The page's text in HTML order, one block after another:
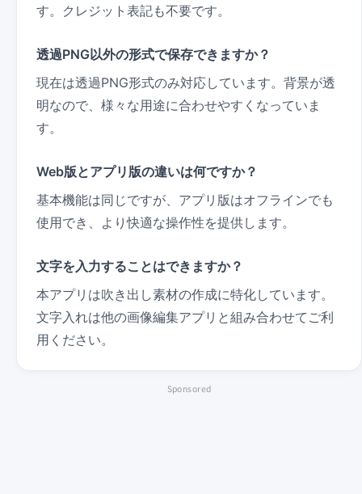
す。クレジット表記も不要です。
透過PNG以外の形式で保存できますか？
現在は透過PNG形式のみ対応しています。背景が透
明なので、様々な用途に合わせやすくなっていま
す。
Web版とアプリ版の違いは何ですか？
基本機能は同じですが、アプリ版はオフラインでも
使用でき、より快適な操作性を提供します。
文字を入力することはできますか？
本アプリは吹き出し素材の作成に特化しています。
文字入れは他の画像編集アプリと組み合わせてご利
用ください。
Sponsored